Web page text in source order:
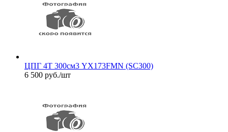
ЦПГ 4Т 300см3 YX173FMN (SC300)
6 500 руб./шт